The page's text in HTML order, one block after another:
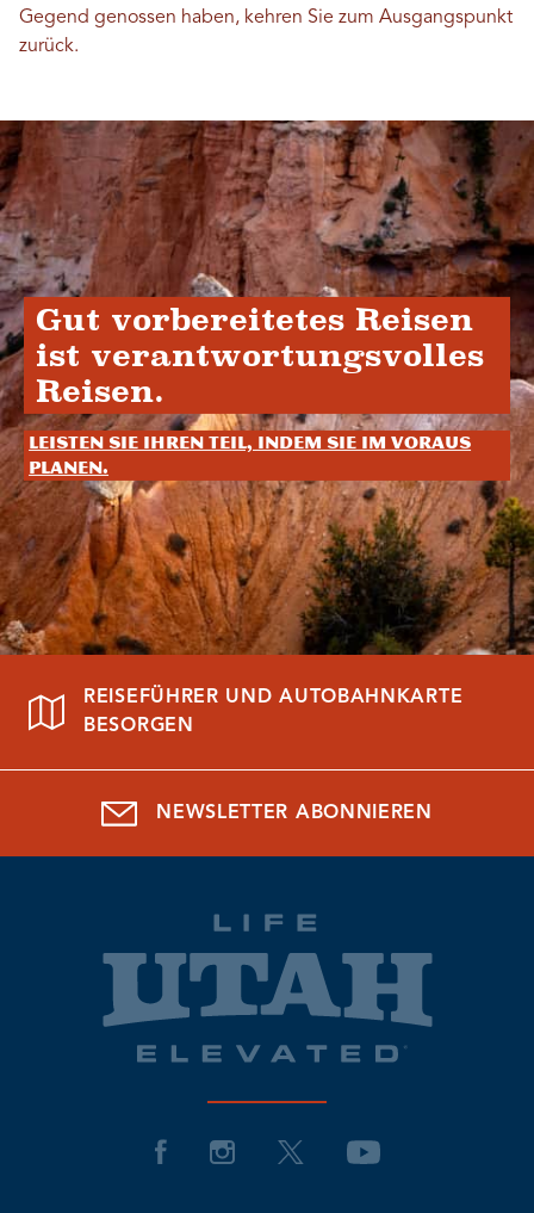
Gegend genossen haben, kehren Sie zum Ausgangspunkt
zurück.
Gut vorbereitetes Reisen
ist verantwortungsvolles
Reisen.
Leisten Sie Ihren Teil, indem Sie im Voraus
planen.
REISEFÜHRER UND AUTOBAHNKARTE
BESORGEN
NEWSLETTER ABONNIEREN